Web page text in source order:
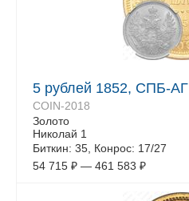
5 рублей 1852, СПБ-АГ
COIN-2018
Золото
Николай 1
Биткин: 35, Конрос: 17/27
54 715 ₽ — 461 583 ₽